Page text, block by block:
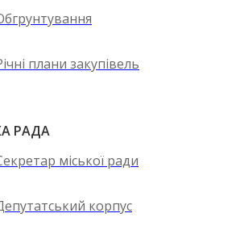
плани закупівель
РАДА
міської ради
корпус